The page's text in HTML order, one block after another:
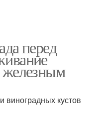
перед
железным
виноградных кустов